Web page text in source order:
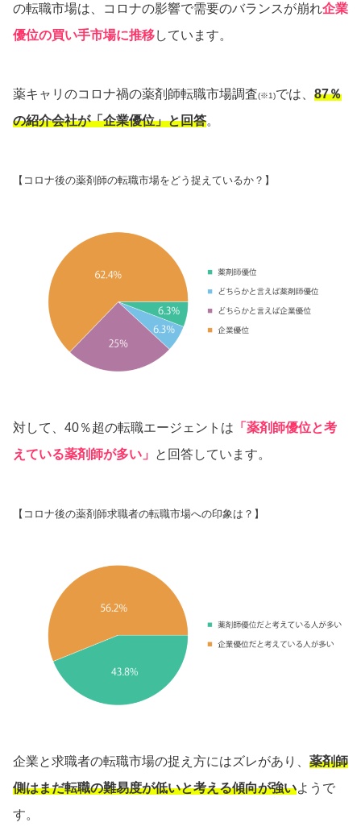
の転職市場は、コロナの影響で需要のバランスが崩れ企業
優位の買い手市場に推移しています。
薬キャリのコロナ禍の薬剤師転職市場調査(※1)では、 87％
の紹介会社が「企業優位」と回答。
【コロナ後の薬剤師の転職市場をどう捉えているか？】
対して、40％超の転職エージェントは 「薬剤師優位と考
えている薬剤師が多い」
と回答しています。
【コロナ後の薬剤師求職者の転職市場への印象は？】
企業と求職者の転職市場の捉え方にはズレがあり、 薬剤師
側はまだ転職の難易度が低いと考える傾向が強いようで
す。